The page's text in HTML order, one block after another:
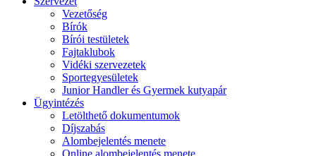
Vezetőség
Bírók
Bírói testületek
Fajtaklubok
Vidéki szervezetek
Sportegyesületek
Junior Handler és Gyermek kutyapár
Ügyintézés
Letölthető dokumentumok
Díjszabás
Alombejelentés menete
Online alombejelentés menete